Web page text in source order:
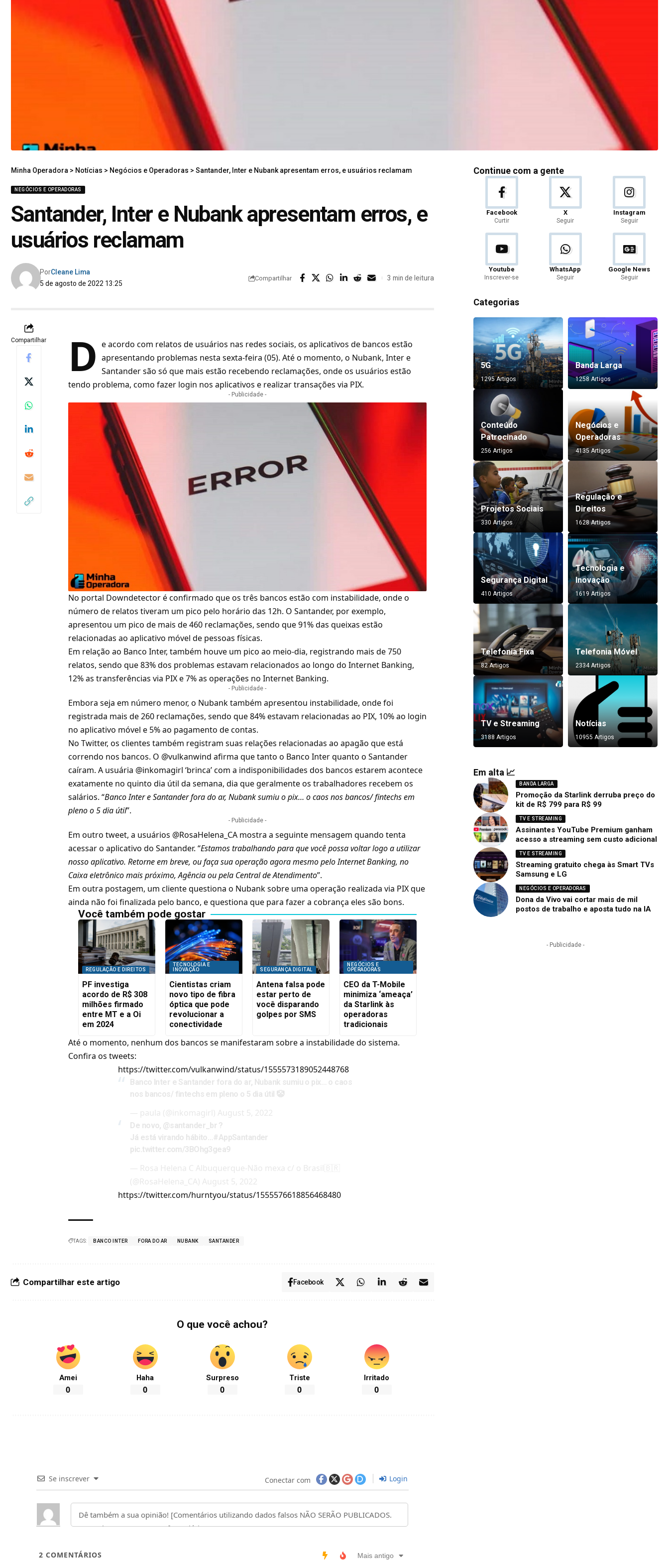
Minha Operadora > Notícias > Negócios e Operadoras > Santander, Inter e Nubank apresentam erros, e usuários reclamam
NEGÓCIOS E OPERADORAS
Santander, Inter e Nubank apresentam erros, e
usuários reclamam
5 de agosto de 2022 13:25
PorCleane Lima
Compartilhar 3 min de leitura
Compartilhar D e acordo com relatos de usuários nas redes sociais, os aplicativos de bancos estão
apresentando problemas nesta sexta-feira (05). Até o momento, o Nubank, Inter e
Santander são só que mais estão recebendo reclamações, onde os usuários estão
tendo problema, como fazer login nos aplicativos e realizar transações via PIX.
- Publicidade -
No portal Downdetector é confirmado que os três bancos estão com instabilidade, onde o
número de relatos tiveram um pico pelo horário das 12h. O Santander, por exemplo,
apresentou um pico de mais de 460 reclamações, sendo que 91% das queixas estão
relacionadas ao aplicativo móvel de pessoas físicas.
Em relação ao Banco Inter, também houve um pico ao meio-dia, registrando mais de 750
relatos, sendo que 83% dos problemas estavam relacionados ao longo do Internet Banking,
12% astransferências via PIXe 7% as operações no Internet Banking.
- Publicidade -
Embora seja em número menor, o Nubank também apresentou instabilidade, onde foi
registrada mais de 260 reclamações, sendo que 84% estavam relacionadas ao PIX, 10% ao login
no aplicativo móvel e 5% ao pagamento de contas.
NoTwitter, os clientes também registram suas relações relacionadas ao apagão que está
correndo nos bancos. O @vulkanwind afirma que tanto o Banco Inter quanto o Santander
caíram. A usuária @inkomagirl ‘brinca’ com a indisponibilidades dos bancos estarem acontece
exatamente no quinto dia útil da semana, dia que geralmente os trabalhadores recebem os
salários. “Banco Inter e Santander fora do ar, Nubank sumiu o pix… o caos nos bancos/ fintechs em
pleno o 5 dia útil”.
- Publicidade -
Em outro tweet, a usuários @RosaHelena_CA mostra a seguinte mensagem quando tenta
acessar o aplicativo do Santander. “Estamos trabalhando para que você possa voltar logo a utilizar
nosso aplicativo. Retorne em breve, ou faça sua operação agora mesmo pelo Internet Banking, no
Caixa eletrônico mais próximo, Agência ou pela Central de Atendimento”.
Em outra postagem, um cliente questiona o Nubanksobre uma operação realizada via PIX que
ainda não foi finalizada pelo banco, e questiona que para fazer a cobrança eles são bons.
Você também pode gostar
REGULAÇÃO E DIREITOS
PF investiga
acordo de R$ 308
milhões firmado
entre MT e a Oi
em 2024
TECNOLOGIA E
INOVAÇÃO
Cientistas criam
novo tipo de fibra
óptica que pode
revolucionar a
conectividade
SEGURANÇA DIGITAL
Antena falsa pode
estar perto de
você disparando
golpes por SMS
NEGÓCIOS E
OPERADORAS
CEO da T-Mobile
minimiza ‘ameaça’
da Starlink às
operadoras
tradicionais
Até o momento, nenhum dos bancos se manifestaram sobre a instabilidade do sistema.
Confira os tweets:
https://twitter.com/vulkanwind/status/1555573189052448768
Banco Inter e Santander fora do ar, Nubank sumiu o pix… o caos
nos bancos/ fintechs em pleno o 5 dia útil 🤡
— paula (@inkomagirl) August 5, 2022
De novo, ⁦ @santander_br ⁩ ?
Já está virando hábito… #AppSantander
pic.twitter.com/3BOhg3gea9
— Rosa Helena C Albuquerque-Não mexa c/ o Brasil🇧🇷
(@RosaHelena_CA) August 5, 2022
https://twitter.com/hurntyou/status/1555576618856468480
TAGS: BANCO INTER FORA DO AR NUBANK SANTANDER
Compartilhar este artigo Facebook
O que você achou?
Amei
0
Haha
0
Surpreso
0
Triste
0
Irritado
0
Se inscrever Conectar com Login
2 COMENTÁRIOS Mais antigo
Continue com a gente
Facebook
Curtir
X
Seguir
Instagram
Seguir
Youtube
Inscrever-se
WhatsApp
Seguir
Google News
Seguir
Categorias
5G
1295 Artigos
Banda Larga
1258 Artigos
Conteúdo
Patrocinado
256 Artigos
Negócios e
Operadoras
4135 Artigos
Projetos Sociais
330 Artigos
Regulação e
Direitos
1628 Artigos
Segurança Digital
410 Artigos
Tecnologia e
Inovação
1619 Artigos
Telefonia Fixa
82 Artigos
Telefonia Móvel
2334 Artigos
TV e Streaming
3188 Artigos
Notícias
10955 Artigos
Em alta 📈
BANDA LARGA
Promoção da Starlink derruba preço do
kit de R$ 799 para R$ 99
TV E STREAMING
Assinantes YouTube Premium ganham
acesso a streaming sem custo adicional
TV E STREAMING
Streaming gratuito chega às Smart TVs
Samsung e LG
NEGÓCIOS E OPERADORAS
Dona da Vivo vai cortar mais de mil
postos de trabalho e aposta tudo na IA
- Publicidade -